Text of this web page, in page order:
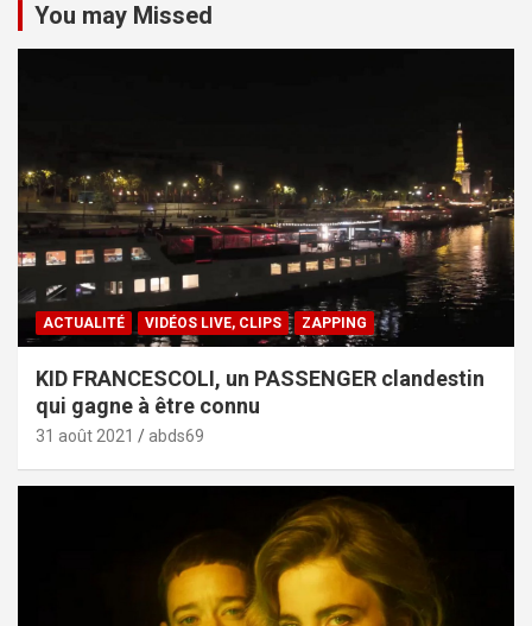
You may Missed
ACTUALITÉ VIDÉOS LIVE, CLIPS ZAPPING
KID FRANCESCOLI, un PASSENGER clandestin
qui gagne à être connu
31 août 2021 abds69